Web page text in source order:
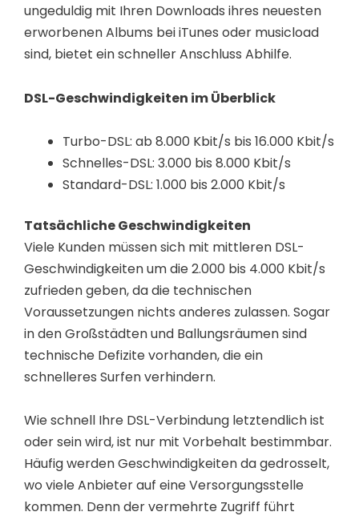
ungeduldig mit Ihren Downloads ihres neuesten
erworbenen Albums bei iTunes oder musicload
sind, bietet ein schneller Anschluss Abhilfe.
DSL-Geschwindigkeiten im Überblick
Turbo-DSL: ab 8.000 Kbit/s bis 16.000 Kbit/s
Schnelles-DSL: 3.000 bis 8.000 Kbit/s
Standard-DSL: 1.000 bis 2.000 Kbit/s
Tatsächliche Geschwindigkeiten
Viele Kunden müssen sich mit mittleren DSL-
Geschwindigkeiten um die 2.000 bis 4.000 Kbit/s
zufrieden geben, da die technischen
Voraussetzungen nichts anderes zulassen. Sogar
in den Großstädten und Ballungsräumen sind
technische Defizite vorhanden, die ein
schnelleres Surfen verhindern.
Wie schnell Ihre DSL-Verbindung letztendlich ist
oder sein wird, ist nur mit Vorbehalt bestimmbar.
Häufig werden Geschwindigkeiten da gedrosselt,
wo viele Anbieter auf eine Versorgungsstelle
kommen. Denn der vermehrte Zugriff führt